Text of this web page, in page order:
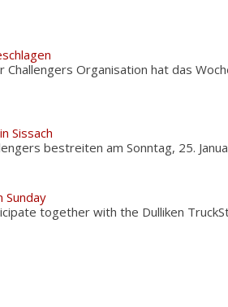
Organisation hat das
Sissach
bestreiten am Sonntag, 25.
Sunday
together with the Dulliken